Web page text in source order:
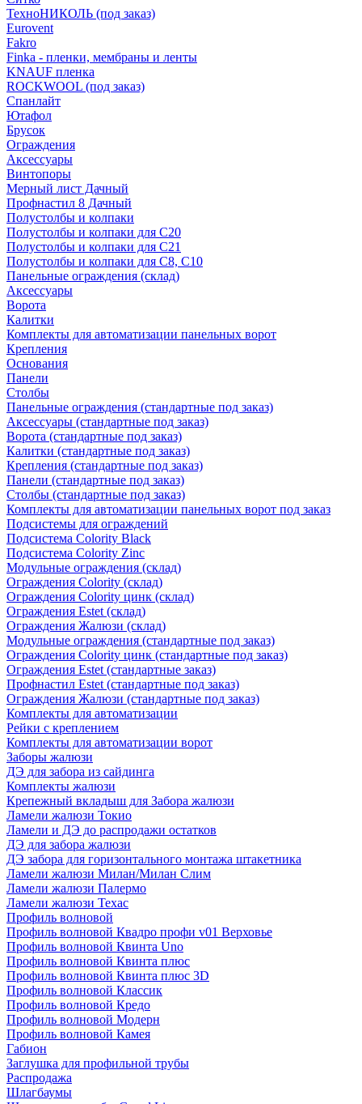
ТехноНИКОЛЬ (под заказ)
Eurovent
Fakro
Finka - пленки, мембраны и ленты
KNAUF пленка
ROCKWOOL (под заказ)
Спанлайт
Ютафол
Брусок
Ограждения
Аксессуары
Винтопоры
Мерный лист Дачный
Профнастил 8 Дачный
Полустолбы и колпаки
Полустолбы и колпаки для С20
Полустолбы и колпаки для С21
Полустолбы и колпаки для С8, С10
Панельные ограждения (склад)
Аксессуары
Ворота
Калитки
Комплекты для автоматизации панельных ворот
Крепления
Основания
Панели
Столбы
Панельные ограждения (стандартные под заказ)
Аксессуары (стандартные под заказ)
Ворота (стандартные под заказ)
Калитки (стандартные под заказ)
Крепления (стандартные под заказ)
Панели (стандартные под заказ)
Столбы (стандартные под заказ)
Комплекты для автоматизации панельных ворот под заказ
Подсистемы для ограждений
Подсистема Colority Black
Подсистема Colority Zinc
Модульные ограждения (склад)
Ограждения Colority (склад)
Ограждения Colority цинк (склад)
Ограждения Estet (склад)
Ограждения Жалюзи (склад)
Модульные ограждения (стандартные под заказ)
Ограждения Colority цинк (стандартные под заказ)
Ограждения Estet (стандартные заказ)
Профнастил Estet (стандартные под заказ)
Ограждения Жалюзи (стандартные под заказ)
Комплекты для автоматизации
Рейки с креплением
Комплекты для автоматизации ворот
Заборы жалюзи
ДЭ для забора из сайдинга
Комплекты жалюзи
Крепежный вкладыш для Забора жалюзи
Ламели жалюзи Токио
Ламели и ДЭ до распродажи остатков
ДЭ для забора жалюзи
ДЭ забора для горизонтального монтажа штакетника
Ламели жалюзи Милан/Милан Слим
Ламели жалюзи Палермо
Ламели жалюзи Техас
Профиль волновой
Профиль волновой Квадро профи v01 Верховье
Профиль волновой Квинта Uno
Профиль волновой Квинта плюс
Профиль волновой Квинта плюс 3D
Профиль волновой Классик
Профиль волновой Кредо
Профиль волновой Модерн
Профиль волновой Камея
Габион
Заглушка для профильной трубы
Распродажа
Шлагбаумы